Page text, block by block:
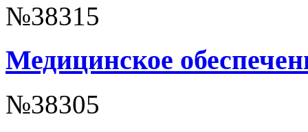
№38315
Медицинское
№38305